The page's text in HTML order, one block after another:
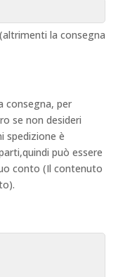
la consegna
consegna, per
se non desideri
spedizione è
può essere
conto (Il contenuto